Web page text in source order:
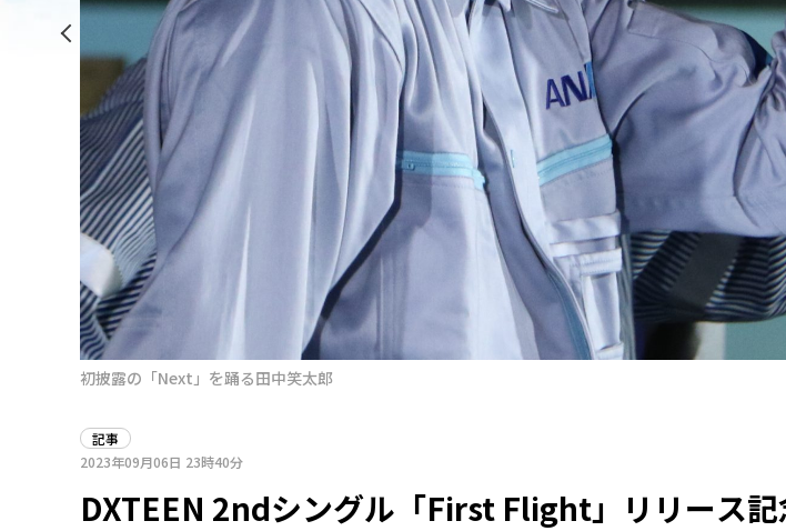
初披露の「Next」を踊る田中笑太郎
記事
2023年09月06日 23時40分
DXTEEN 2ndシングル「First Flight」リリース記